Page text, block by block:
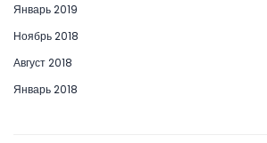
Январь 2019
Ноябрь 2018
Август 2018
Январь 2018